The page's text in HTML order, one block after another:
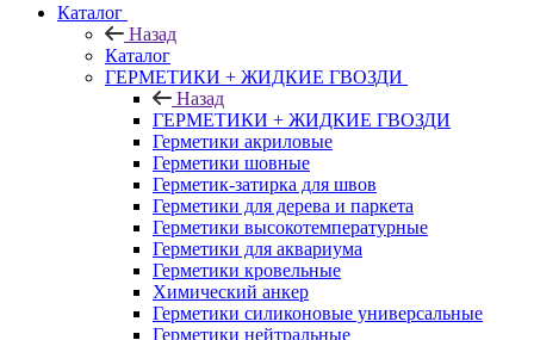
Каталог
Назад
Каталог
ГЕРМЕТИКИ + ЖИДКИЕ ГВОЗДИ
Назад
ГЕРМЕТИКИ + ЖИДКИЕ ГВОЗДИ
Герметики акриловые
Герметики шовные
Герметик-затирка для швов
Герметики для дерева и паркета
Герметики высокотемпературные
Герметики для аквариума
Герметики кровельные
Химический анкер
Герметики силиконовые универсальные
Герметики нейтральные